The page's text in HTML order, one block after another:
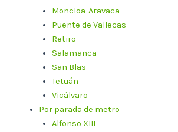
Moncloa-Aravaca
Puente de Vallecas
Retiro
Salamanca
San Blas
Tetuán
Vicálvaro
Por parada de metro
Alfonso XIII